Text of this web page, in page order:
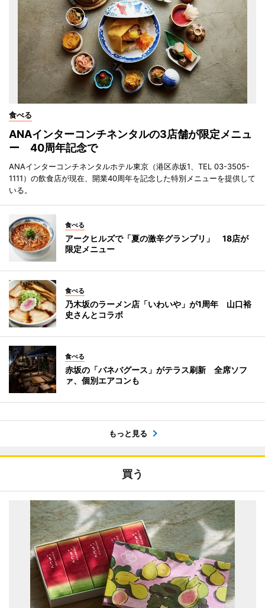
食べる
ANAインターコンチネンタルの3店舗が限定メニュ
ー 40周年記念で
ANAインターコンチネンタルホテル東京（港区赤坂1、TEL 03-3505-
1111）の飲食店が現在、開業40周年を記念した特別メニューを提供して
いる。
食べる
アークヒルズで「夏の激辛グランプリ」 18店が
限定メニュー
食べる
乃木坂のラーメン店「いわいや」が1周年 山口裕
史さんとコラボ
食べる
赤坂の「バネバグース」がテラス刷新 全席ソフ
ァ、個別エアコンも
もっと見る
買う